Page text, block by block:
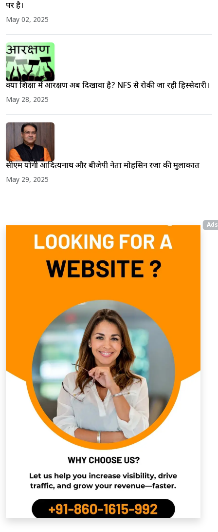
पर है।
May 02, 2025
क्या शिक्षा में आरक्षण अब दिखावा है? NFS से रोकी जा रही हिस्सेदारी।
May 28, 2025
सीएम योगी आदित्यनाथ और बीजेपी नेता मोहसिन रजा की मुलाकात
May 29, 2025
Ads